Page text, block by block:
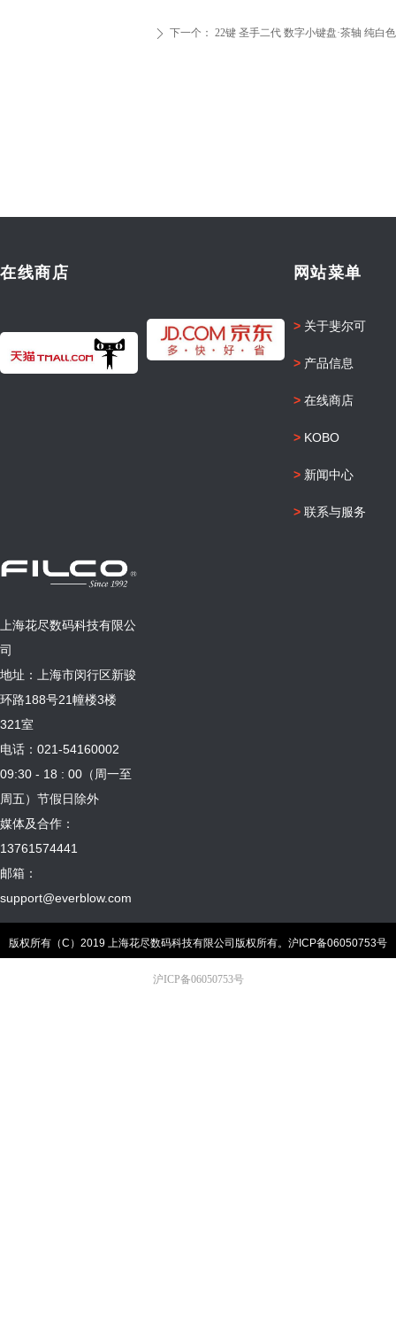
ꄲ 下一个： 22键 圣手二代 数字小键盘·茶轴 纯白色
网站菜单
>关于斐尔可
>产品信息
>在线商店
>KOBO
>新闻中心
>联系与服务
在线商店
上海花尽数码科技有限公
司
地址：上海市闵行区新骏
环路188号21幢楼3楼
321室
电话：021-54160002
09:30 - 18 : 00（周一至
周五）节假日除外
媒体及合作：
13761574441
邮箱：
support@everblow.com
版权所有（C）2019 上海花尽数码科技有限公司版权所有。 沪ICP备06050753号
沪ICP备06050753号